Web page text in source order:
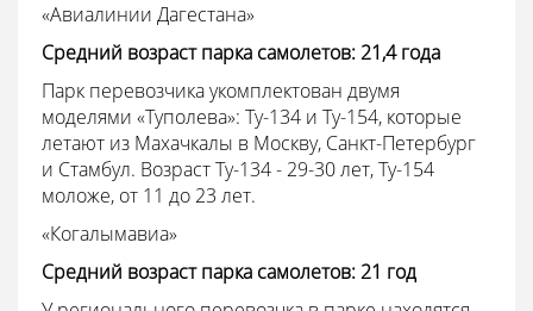
«Авиалинии Дагестана»
Средний возраст парка самолетов: 21,4 года
Парк перевозчика укомплектован двумя
моделями «Туполева»: Ту-134 и Ту-154, которые
летают из Махачкалы в Москву, Санкт-Петербург
и Стамбул. Возраст Ту-134 - 29-30 лет, Ту-154
моложе, от 11 до 23 лет.
«Когалымавиа»
Средний возраст парка самолетов: 21 год